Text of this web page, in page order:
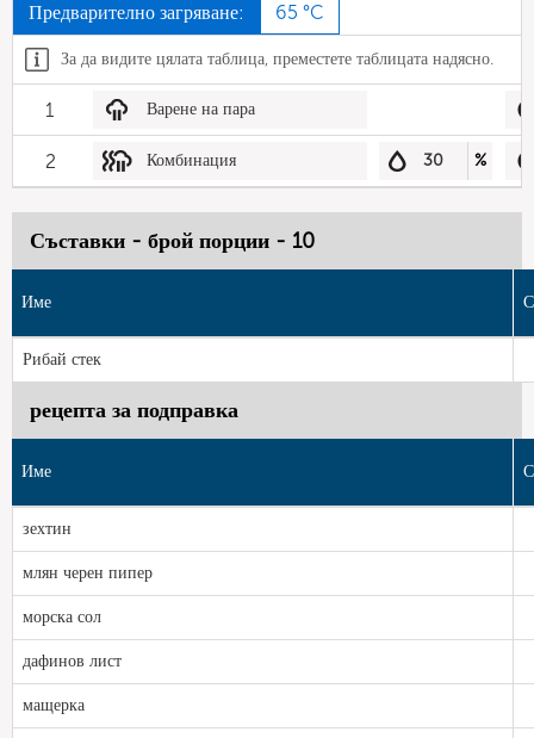
Предварително загряване: 65 °C
За да видите цялата таблица, преместете таблицата надясно.
1 Варене на пара
2 Комбинация 30 %
Съставки - брой порции - 10
Име
Рибай стек
рецепта за подправка
Име
зехтин
млян черен пипер
морска сол
дафинов лист
мащерка